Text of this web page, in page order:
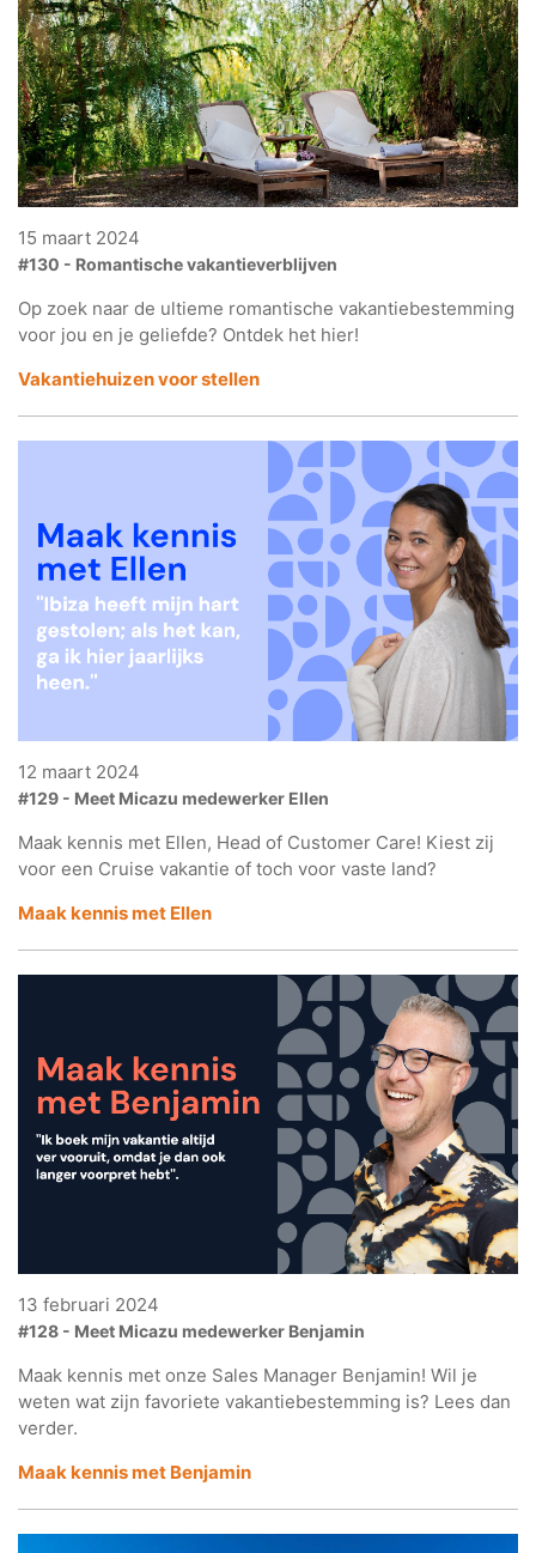
15 maart 2024
#130 - Romantische vakantieverblijven
Op zoek naar de ultieme romantische vakantiebestemming
voor jou en je geliefde? Ontdek het hier!
Vakantiehuizen voor stellen
12 maart 2024
#129 - Meet Micazu medewerker Ellen
Maak kennis met Ellen, Head of Customer Care! Kiest zij
voor een Cruise vakantie of toch voor vaste land?
Maak kennis met Ellen
13 februari 2024
#128 - Meet Micazu medewerker Benjamin
Maak kennis met onze Sales Manager Benjamin! Wil je
weten wat zijn favoriete vakantiebestemming is? Lees dan
verder.
Maak kennis met Benjamin